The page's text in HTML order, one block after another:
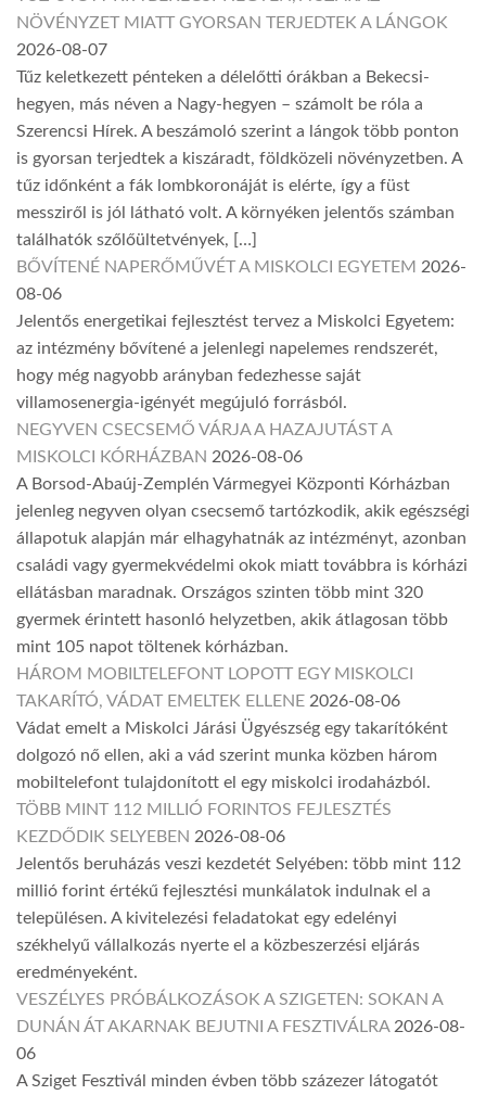
NÖVÉNYZET MIATT GYORSAN TERJEDTEK A LÁNGOK
2026-08-07
Tűz keletkezett pénteken a délelőtti órákban a Bekecsi-
hegyen, más néven a Nagy-hegyen – számolt be róla a
Szerencsi Hírek. A beszámoló szerint a lángok több ponton
is gyorsan terjedtek a kiszáradt, földközeli növényzetben. A
tűz időnként a fák lombkoronáját is elérte, így a füst
messziről is jól látható volt. A környéken jelentős számban
találhatók szőlőültetvények, […]
BŐVÍTENÉ NAPERŐMŰVÉT A MISKOLCI EGYETEM 2026-
08-06
Jelentős energetikai fejlesztést tervez a Miskolci Egyetem:
az intézmény bővítené a jelenlegi napelemes rendszerét,
hogy még nagyobb arányban fedezhesse saját
villamosenergia-igényét megújuló forrásból.
NEGYVEN CSECSEMŐ VÁRJA A HAZAJUTÁST A
MISKOLCI KÓRHÁZBAN 2026-08-06
A Borsod-Abaúj-Zemplén Vármegyei Központi Kórházban
jelenleg negyven olyan csecsemő tartózkodik, akik egészségi
állapotuk alapján már elhagyhatnák az intézményt, azonban
családi vagy gyermekvédelmi okok miatt továbbra is kórházi
ellátásban maradnak. Országos szinten több mint 320
gyermek érintett hasonló helyzetben, akik átlagosan több
mint 105 napot töltenek kórházban.
HÁROM MOBILTELEFONT LOPOTT EGY MISKOLCI
TAKARÍTÓ, VÁDAT EMELTEK ELLENE 2026-08-06
Vádat emelt a Miskolci Járási Ügyészség egy takarítóként
dolgozó nő ellen, aki a vád szerint munka közben három
mobiltelefont tulajdonított el egy miskolci irodaházból.
TÖBB MINT 112 MILLIÓ FORINTOS FEJLESZTÉS
KEZDŐDIK SELYEBEN 2026-08-06
Jelentős beruházás veszi kezdetét Selyében: több mint 112
millió forint értékű fejlesztési munkálatok indulnak el a
településen. A kivitelezési feladatokat egy edelényi
székhelyű vállalkozás nyerte el a közbeszerzési eljárás
eredményeként.
VESZÉLYES PRÓBÁLKOZÁSOK A SZIGETEN: SOKAN A
DUNÁN ÁT AKARNAK BEJUTNI A FESZTIVÁLRA 2026-08-
06
A Sziget Fesztivál minden évben több százezer látogatót